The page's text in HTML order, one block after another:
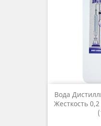
Вода
Жесткость